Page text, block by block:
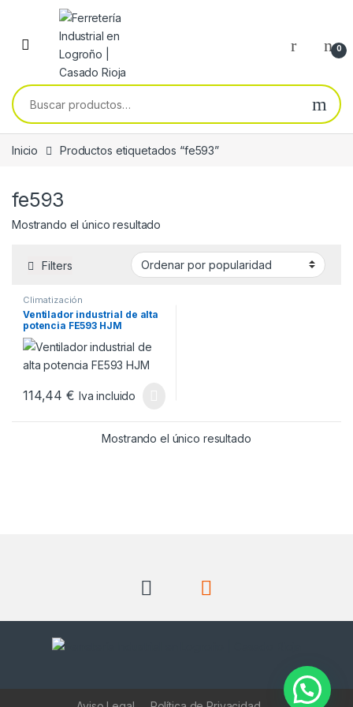
Skip to navigation
Skip to content
0
Buscar por:
Inicio Productos etiquetados “fe593”
fe593
Mostrando el único resultado
Filters
Climatización
Ventilador industrial de alta
potencia FE593 HJM
114,44€ Iva incluido
Mostrando el único resultado